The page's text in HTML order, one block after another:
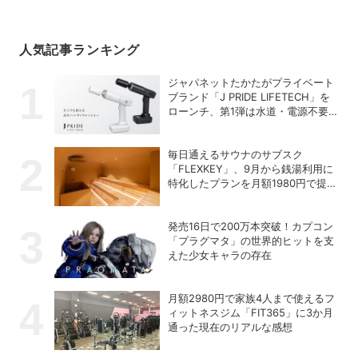
人気記事ランキング
ジャパネットたかたがプライベート
ブランド「J PRIDE LIFETECH」を
ローンチ、第1弾は水道・電源不要
毎日通えるサウナのサブスク
「FLEXKEY」、9月から銭湯利用に
特化したプランを月額1980円で提供
発売16日で200万本突破！カプコン
「プラグマタ」の世界的ヒットを支
えた少女キャラの存在
月額2980円で家族4人まで使えるフ
ィットネスジム「FIT365」に3か月
通った現在のリアルな感想